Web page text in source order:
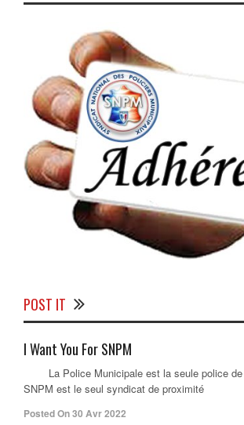
POST IT
I Want You For SNPM
La Police Municipale est la seule police de
SNPM est le seul syndicat de proximité
Posted On 30 Avr 2022